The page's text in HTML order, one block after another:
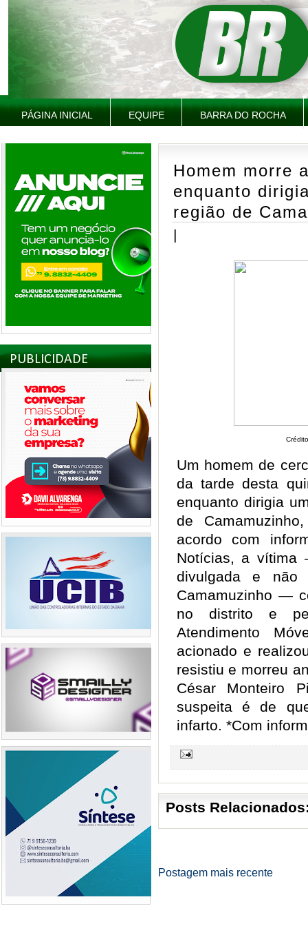
PÁGINA INICIAL EQUIPE BARRA DO ROCHA
PUBLICIDADE
Homem morre
enquanto
região de
|
Um homem de
da tarde desta
enquanto dirigia
de
acordo com
Notícias, a vítima
divulgada e não
Camamuzinho —
no distrito e
Atendimento
acionado e
resistiu e morreu
César Monteiro
suspeita é de
infarto. *Com
Posts
Postagem mais recente